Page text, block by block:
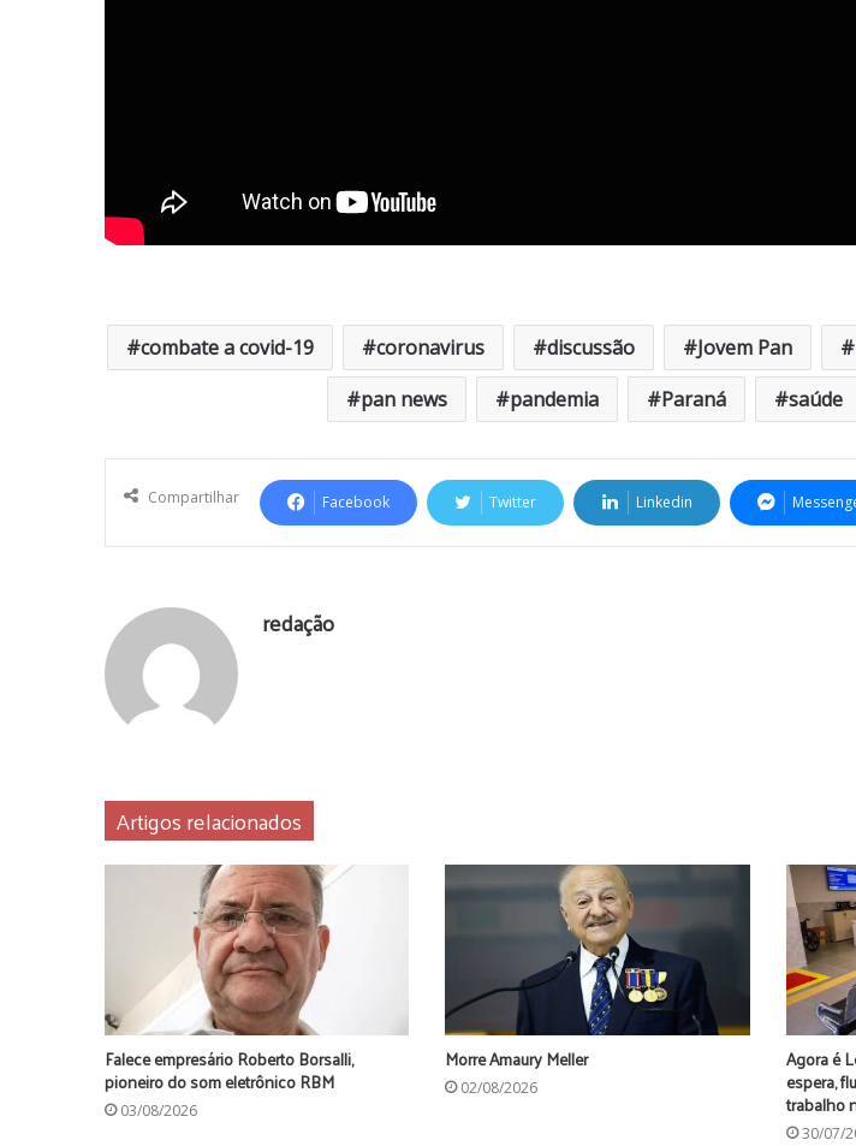
combate a covid-19 coronavirus discussão Jovem Pan
pan news
pandemia Paraná saúde
Compartilhar Facebook Twitter Linkedin
redação
Artigos relacionados
Falece empresário Roberto Borsalli,
pioneiro do som eletrônico RBM
03/08/2026
Morre Amaury Meller
02/08/2026
Agora é
espera,
trabalho
30/07/